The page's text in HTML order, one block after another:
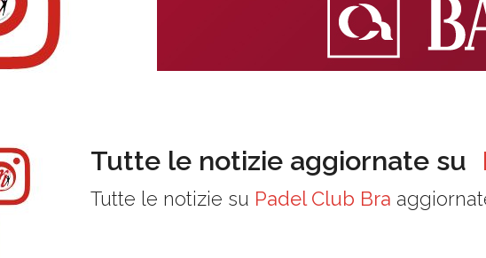
Tutte le notizie aggiornate su
Tutte le notizie su Padel Club Bra